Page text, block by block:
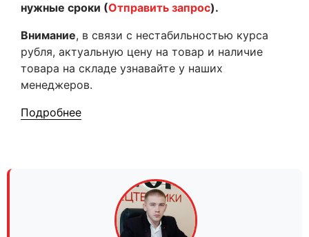
нужные сроки (Отправить запрос).
Внимание, в связи с нестабильностью курса
рубля, актуальную цену на товар и наличие
товара на складе узнавайте у наших
менеджеров.
Подробнее